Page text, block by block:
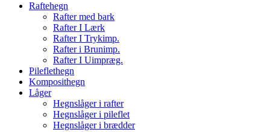
Raftehegn
Rafter med bark
Rafter I Lærk
Rafter I Trykimp.
Rafter i Brunimp.
Rafter I Uimpræg.
Pileflethegn
Komposithegn
Låger
Hegnslåger i rafter
Hegnslåger i pileflet
Hegnslåger i brædder